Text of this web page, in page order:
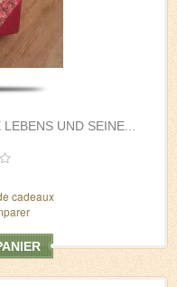
UND SEINE...
cadeaux